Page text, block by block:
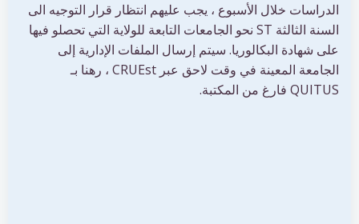
الدراسات خلال الأسبوع ، يجب عليهم انتظار قرار التوجيه الى
السنة الثالثة ST نحو الجامعات التابعة للولاية التي تحصلو فيها
على شهادة البكالوريا. سيتم إرسال الملفات الإدارية إلى
الجامعة المعينة في وقت لاحق عبر CRUEst ، رهنا بـ
QUITUS فارغ من المكتبة.